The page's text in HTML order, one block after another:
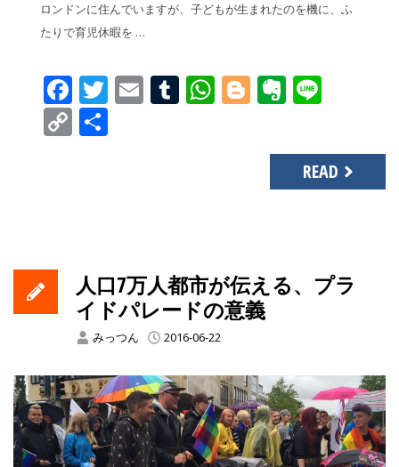
ロンドンに住んでいますが、子どもが生まれたのを機に、ふ
たりで育児休暇を …
Facebook
Twitter
EmailTumblr
WhatsApp
Blogger
Copy
READ
人口7万人都市が伝える、プラ
イドパレードの意義
みっつん 2016-06-22